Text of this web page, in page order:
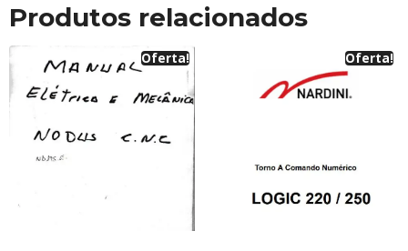
Produtos relacionados
Oferta! Oferta!